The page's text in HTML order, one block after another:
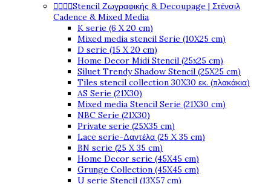
Stencil Ζωγραφικής & Decoupage | Στένσιλ
Cadence & Mixed Media
K serie (6 X 20 cm)
Mixed media stencil Serie (10X25 cm)
D serie (15 X 20 cm)
Home Decor Midi Stencil (25x25 cm)
Siluet Trendy Shadow Stencil (25X25 cm)
Tiles stencil collection 30X30 εκ. (πλακάκια)
AS Serie (21X30)
Mixed media Stencil Serie (21X30 cm)
NBC Serie (21X30)
Private serie (25X35 cm)
Lace serie-Δαντέλα (25 X 35 cm)
BN serie (25 X 35 cm)
Home Decor serie (45X45 cm)
Grunge Collection (45X45 cm)
U serie Stencil (13X57 cm)